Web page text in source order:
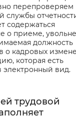
перепроверяем
службы
содержаться
о приеме,
должность
о кадровых
которая есть
вид.
трудовой